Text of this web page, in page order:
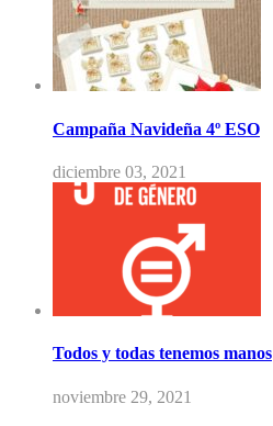
Campaña Navideña 4º ESO
diciembre 03, 2021
Todos y todas tenemos manos
noviembre 29, 2021